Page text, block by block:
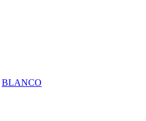
BLANCO